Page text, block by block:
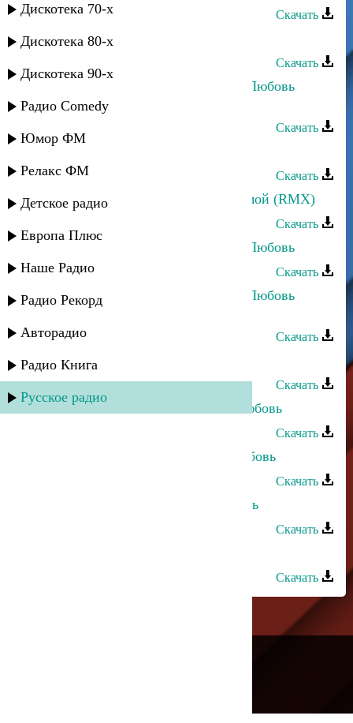
Дискотека 70-х
Дискотека 80-х
Дискотека 90-х
Радио Comedy
Юмор ФМ
Релакс ФМ
Детское радио
Европа Плюс
Наше Радио
Радио Рекорд
Авторадио
Радио Книга
Русское радио
Скачать
Магомед Аликперов - Моя любовь
Скачать
Хасбулат Рахманов и Марианна - Любовь
убита
Скачать
Ахмед Закариев - Наши радости
Скачать
Ахмед Закариев - Встреча с любимой (RMX)
Скачать
Ульзана Максудова - Безответная Любовь
Скачать
Хасбулат Рахманов и Марианна - Любовь
убита
Скачать
Telman jt - Моя любовь
Скачать
Марианна Курлинская - Первая любовь
Скачать
Марианна Курлинская - Права любовь
Скачать
Ариф Мамедалиев - Первая любовь
Скачать
Скачать